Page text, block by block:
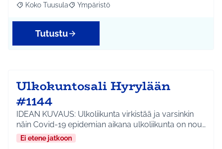
Rajaa tulokset aihepiirin mukaan: Koko Tuusula
Koko Tuusula Rajaa tulokset teeman mukaan: Ympäristö
Ympäristö
Tutustu
Ulkokuntosali Hyrylään
#1144
IDEAN KUVAUS: Ulkoliikunta virkistää ja varsinkin
näin Covid-19 epidemian aikana ulkoliikunta on nou…
Ei etene jatkoon